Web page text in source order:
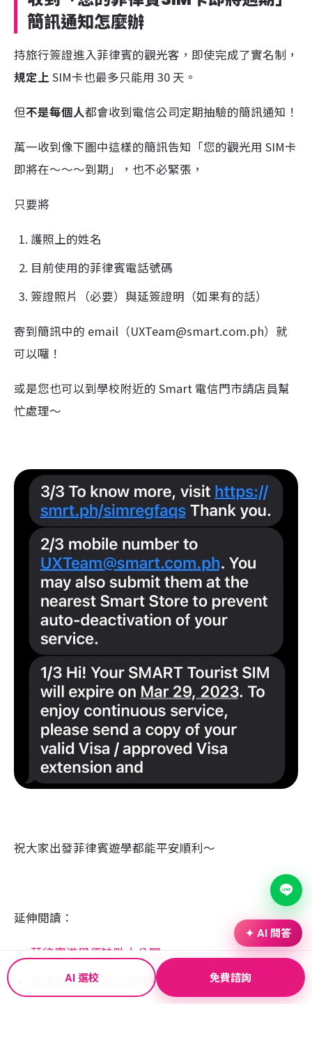
以上就是菲律賓 SIM卡實名制的完整註冊流程。
收到「您的菲律賓SIM卡即將過期」
簡訊通知怎麼辦
持旅行簽證進入菲律賓的觀光客，即使完成了實名制，
規定上SIM卡也最多只能用 30 天。
不是每個人都會收到電信公司定期抽驗的簡訊通知！
萬一收到像下圖中這樣的簡訊告知「您的觀光用 SIM卡
即將在～～～到期」，也不必緊張，
只要將
護照上的姓名
目前使用的菲律賓電話號碼
簽證照片（必要）與延簽證明（如果有的話）
可以囉！
或是您也可以到學校附近的 Smart 電信門市請店員幫
AI 選校 免費諮詢
✦ AI 問答